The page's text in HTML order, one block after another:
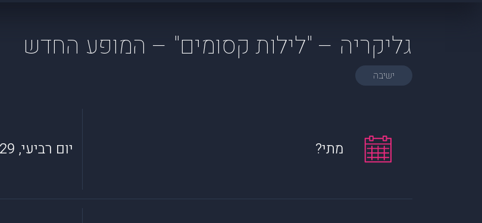
גליקריה – "לילות קסומים" – המופע החדש
ישיבה
מתי? יום רביעי, 29 ליולי 2026